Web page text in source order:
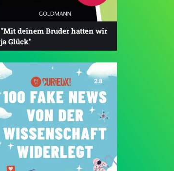
"Mit deinem Bruder hatten wir
ja Glück"
2.8